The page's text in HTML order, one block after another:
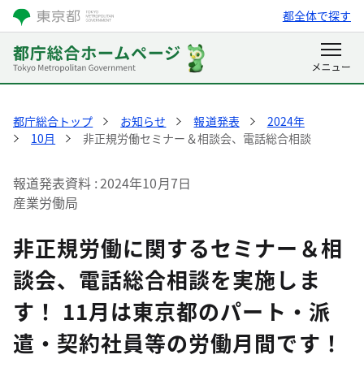
都全体で探す
都庁総合トップ お知らせ 報道発表
2024年
10月
非正規労働セミナー＆相談会、電話総合相談
報道発表資料 2024年10月7日
産業労働局
非正規労働に関するセミナー＆相
談会、電話総合相談を実施しま
す！ 11月は東京都のパート・派
遣・契約社員等の労働月間です！